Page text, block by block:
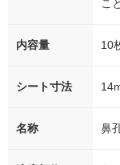
こ
内容量 10
シート寸法
名称 鼻